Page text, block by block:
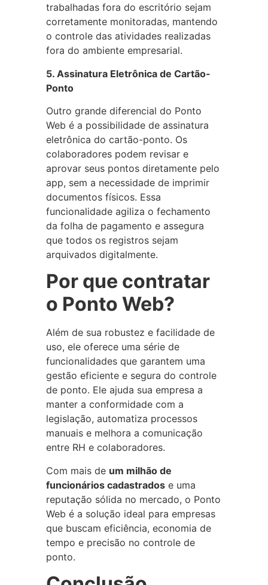
trabalhadas fora do escritório sejam
corretamente monitoradas, mantendo
o controle das atividades realizadas
fora do ambiente empresarial.
5. Assinatura Eletrônica de Cartão-
Ponto
Outro grande diferencial do Ponto
Web é a possibilidade de assinatura
eletrônica do cartão-ponto. Os
colaboradores podem revisar e
aprovar seus pontos diretamente pelo
app, sem a necessidade de imprimir
documentos físicos. Essa
funcionalidade agiliza o fechamento
da folha de pagamento e assegura
que todos os registros sejam
arquivados digitalmente.
Por que contratar
o Ponto Web?
Além de sua robustez e facilidade de
uso, ele oferece uma série de
funcionalidades que garantem uma
gestão eficiente e segura do controle
de ponto. Ele ajuda sua empresa a
manter a conformidade com a
legislação, automatiza processos
manuais e melhora a comunicação
entre RH e colaboradores.
Com mais de um milhão de
funcionários cadastradose uma
reputação sólida no mercado, o Ponto
Web é a solução ideal para empresas
que buscam eficiência, economia de
tempo e precisão no controle de
ponto.